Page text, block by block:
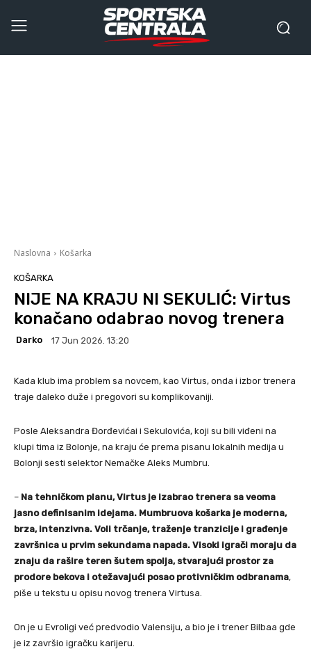
Naslovna Košarka
KOŠARKA
NIJE NA KRAJU NI SEKULIĆ: Virtus
konačano odabrao novog trenera
Darko 17 Jun 2026. 13:20
Kada klub ima problem sa novcem, kao Virtus, onda i izbor trenera
traje daleko duže i pregovori su komplikovaniji.
Posle Aleksandra Đorđevićai i Sekulovića, koji su bili viđeni na
klupi tima iz Bolonje, na kraju će prema pisanu lokalnih medija u
Bolonji sesti selektor Nemačke Aleks Mumbru.
– Na tehničkom planu, Virtus je izabrao trenera sa veoma
jasno definisanim idejama. Mumbruova košarka je moderna,
brza, intenzivna. Voli trčanje, traženje tranzicije i građenje
završnica u prvim sekundama napada. Visoki igrači moraju da
znaju da rašire teren šutem spolja, stvarajući prostor za
prodore bekova i otežavajući posao protivničkim odbranama,
piše u tekstu u opisu novog trenera Virtusa.
On je u Evroligi već predvodio Valensiju, a bio je i trener Bilbaa gde
je iz završio igračku karijeru.